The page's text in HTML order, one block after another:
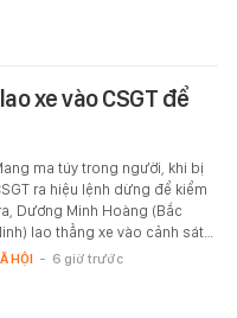
xe vào CSGT để
ma túy trong người, khi bị
ra hiệu lệnh dừng để kiểm
Dương Minh Hoàng (Bắc
lao thẳng xe vào cảnh sát…
HỘI - 6 giờ trước